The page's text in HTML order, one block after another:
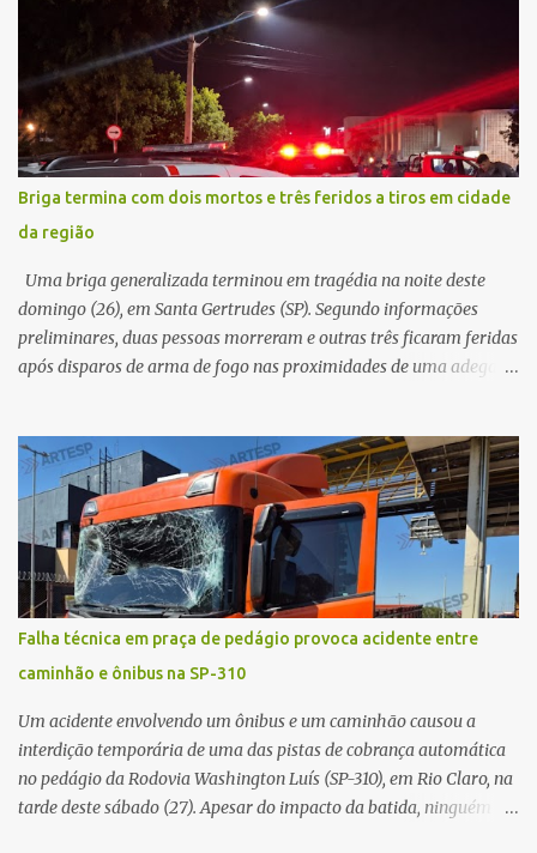
veículo, o trânsito estava lento e congestionado devido a obras
realizadas na rodovia, momento em que ocorreu o impacto. Com
a violência da colisão, o motociclista foi arremessado ao solo.
Testemunhas relataram que o capacete teria se desprendido
durante o acidente. O jovem sofreu ferimentos gravíssimos e
morreu ainda no local. Equipes de resgate e de atendimento da
concessionária responsável pela rodovia foram acionadas e
realizaram a sinalização da via, além de prestarem socorro à
vítima. No entanto, o óbito foi constatado ainda no local do
acidente. A Polícia Militar Rodoviária compareceu para o registro
da ocorrência...
Briga termina com dois mortos e três feridos a tiros em cidade
da região
Uma briga generalizada terminou em tragédia na noite deste
domingo (26), em Santa Gertrudes (SP). Segundo informações
preliminares, duas pessoas morreram e outras três ficaram feridas
após disparos de arma de fogo nas proximidades de uma adega. O
começado dentro do estabelecimento e se estendido para a área
externa, quando dois homens armados passaram a efetuar
diversos disparos. Duas vítimas morreram ainda no local. Outras
três pessoas foram baleadas e socorridas. Até o momento, não
foram divulgadas informações oficiais sobre o estado de saúde dos
feridos. Equipes da Polícia Militar de Santa Gertrudes atenderam a
ocorrência e isolaram a área para o trabalho da perícia. Até a
última atualização, nenhum suspeito havia sido preso. A Polícia
Civil investigará a motivação da briga, a autoria dos disparos e as
circunstâncias do crime. A ocorrência segue em anda...
Falha técnica em praça de pedágio provoca acidente entre
caminhão e ônibus na SP-310
Um acidente envolvendo um ônibus e um caminhão causou a
interdição temporária de uma das pistas de cobrança automática
no pedágio da Rodovia Washington Luís (SP-310), em Rio Claro, na
tarde deste sábado (27). Apesar do impacto da batida, ninguém